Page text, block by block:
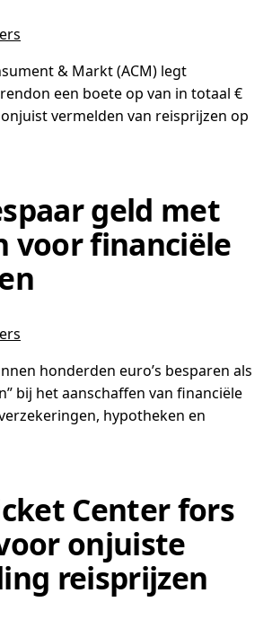
& Markt (ACM) legt
een boete op van in totaal €
vermelden van reisprijzen op
geld met
voor financiële
honderden euro’s besparen als
bij het aanschaffen van financiële
hypotheken en
Center fors
onjuiste
reisprijzen